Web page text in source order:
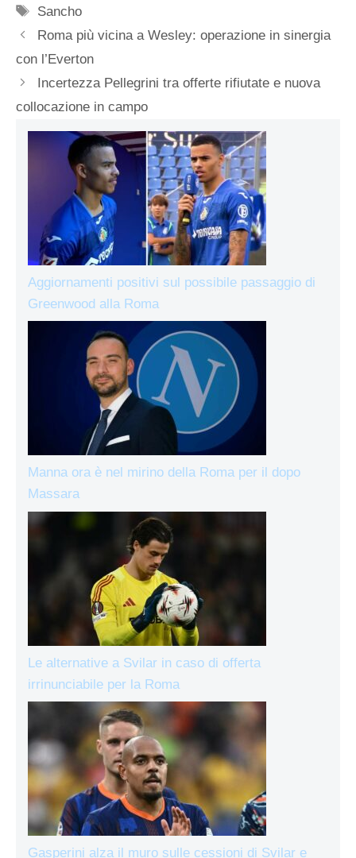
Tag
Sancho
Roma più vicina a Wesley: operazione in sinergia
con l’Everton
Incertezza Pellegrini tra offerte rifiutate e nuova
collocazione in campo
Aggiornamenti positivi sul possibile passaggio di
Greenwood alla Roma
Manna ora è nel mirino della Roma per il dopo
Massara
Le alternative a Svilar in caso di offerta
irrinunciabile per la Roma
Gasperini alza il muro sulle cessioni di Svilar e